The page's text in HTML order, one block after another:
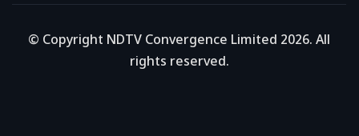
© Copyright NDTV Convergence Limited 2026. All
rights reserved.